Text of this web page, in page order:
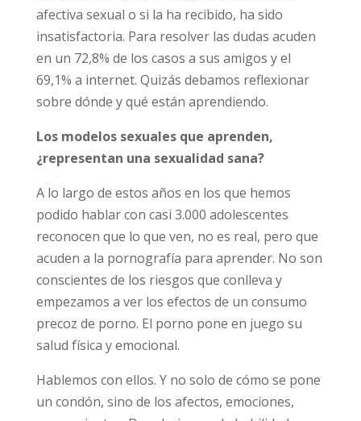
El porno es fuente de educación sexual para
los más jóvenes. Según el informe español
citado más arriba, casi un 70% de los
entrevistados reconoce no haber recibido una
educación afectiva sexual o si la ha recibido,
dudas acuden en un 72,8% de los casos a sus
amigos y el 69,1% a internet. Quizás debamos
reflexionar sobre dónde y qué están
aprendiendo.
Los modelos sexuales que aprenden,
¿representan una sexualidad sana?
A lo largo de estos años en los que hemos
podido hablar con casi 3.000 adolescentes
reconocen que lo que ven, no es real, pero
No son conscientes de los riesgos que
conlleva y empezamos a ver los efectos de un